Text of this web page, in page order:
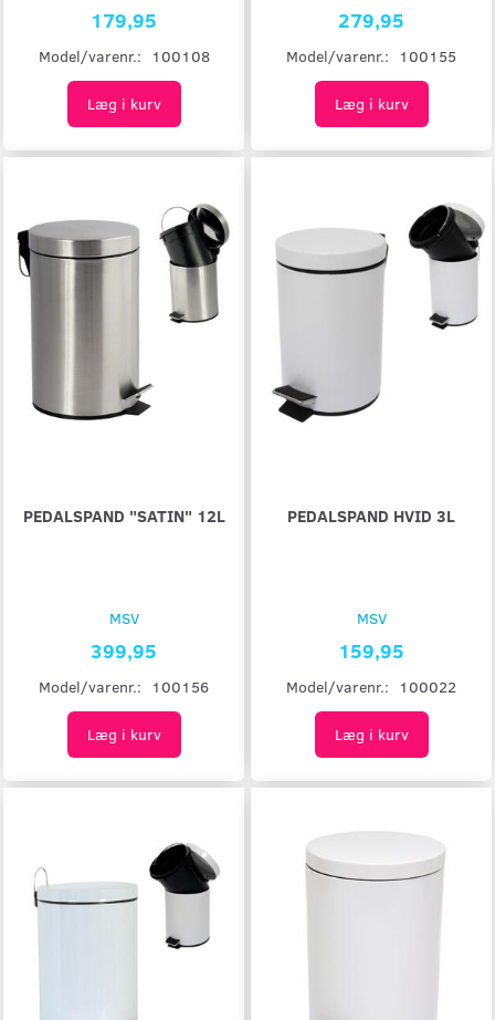
179,95
Model/varenr.: 100108
Læg i kurv
279,95
Model/varenr.: 100155
Læg i kurv
PEDALSPAND "SATIN" 12L
MSV
399,95
Model/varenr.: 100156
Læg i kurv
PEDALSPAND HVID 3L
MSV
159,95
Model/varenr.: 100022
Læg i kurv